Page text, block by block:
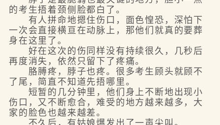
的考生捂着颈侧脸都白了。
有人拼命地摁住伤口，面色惶恐，深怕下
一次会直接横亘在动脉上，那他们就真的要葬
身在这里了。
好在这次的伤同样没有持续很久，几秒后
再度消失，依然只留下了疼痛。
胳膊疼，脖子也疼。很多考生顾头就顾不
了尾，简直不知道先捂哪里。
短暂的几分钟里，他们身上不断地出现小
伤口，又不断愈合，难受的地方越来越多，大
家的脸色也越来越差。
不久后，有姑娘爆发出了一声尖叫。